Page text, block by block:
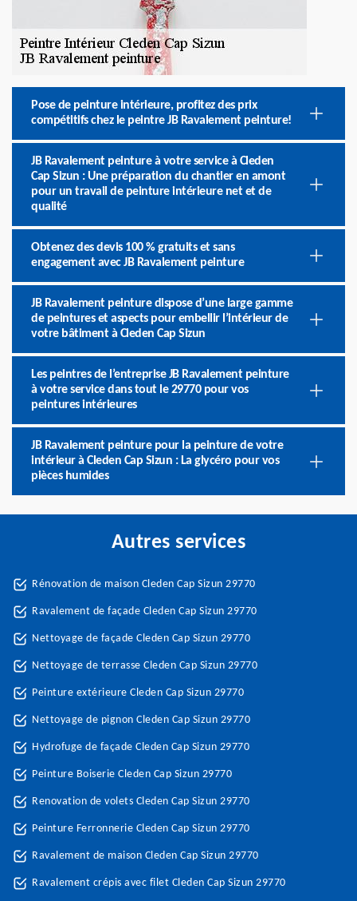
Pose de peinture intérieure, profitez des prix
compétitifs chez le peintre JB Ravalement peinture!
JB Ravalement peinture à votre service à Cleden
Cap Sizun : Une préparation du chantier en amont
pour un travail de peinture intérieure net et de
qualité
Obtenez des devis 100 % gratuits et sans
engagement avec JB Ravalement peinture
JB Ravalement peinture dispose d’une large gamme
de peintures et aspects pour embellir l’intérieur de
votre bâtiment à Cleden Cap Sizun
Les peintres de l’entreprise JB Ravalement peinture
à votre service dans tout le 29770 pour vos
peintures intérieures
JB Ravalement peinture pour la peinture de votre
intérieur à Cleden Cap Sizun : La glycéro pour vos
pièces humides
Autres services
Rénovation de maison Cleden Cap Sizun 29770
Ravalement de façade Cleden Cap Sizun 29770
Nettoyage de façade Cleden Cap Sizun 29770
Nettoyage de terrasse Cleden Cap Sizun 29770
Peinture extérieure Cleden Cap Sizun 29770
Nettoyage de pignon Cleden Cap Sizun 29770
Hydrofuge de façade Cleden Cap Sizun 29770
Peinture Boiserie Cleden Cap Sizun 29770
Renovation de volets Cleden Cap Sizun 29770
Peinture Ferronnerie Cleden Cap Sizun 29770
Ravalement de maison Cleden Cap Sizun 29770
Ravalement crépis avec filet Cleden Cap Sizun 29770